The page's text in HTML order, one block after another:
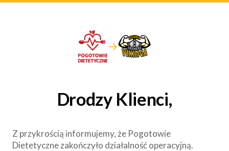
→
Drodzy Klienci,
Z przykrością informujemy, że Pogotowie
Dietetyczne zakończyło działalność operacyjną.